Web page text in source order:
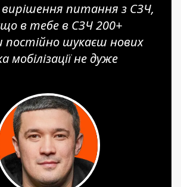
питання з СЗЧ,
в тебе в СЗЧ 200+
шукаєш нових
мобілізації не дуже